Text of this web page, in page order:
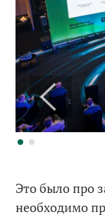
Это было про
необходимо